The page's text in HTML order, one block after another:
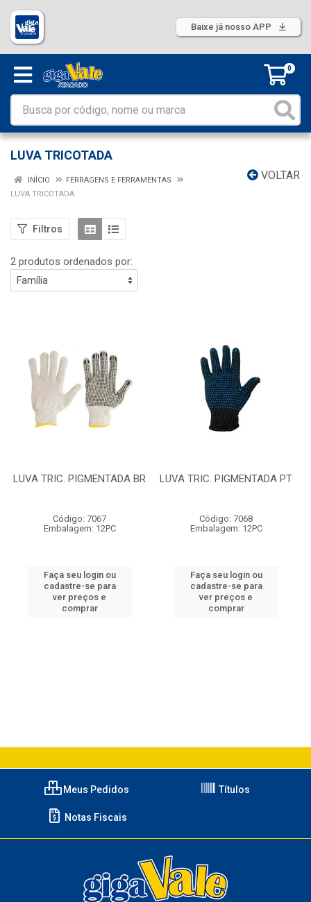
Baixe já nosso APP
0
LUVA TRICOTADA
VOLTAR
INÍCIO
FERRAGENS E FERRAMENTAS
LUVA TRICOTADA
Filtros
2 produtos ordenados por:
LUVA TRIC. PIGMENTADA BR
Código: 7067
Embalagem: 12PC
Faça seu login ou
cadastre-se para
ver preços e
comprar
LUVA TRIC. PIGMENTADA PT
Código: 7068
Embalagem: 12PC
Faça seu login ou
cadastre-se para
ver preços e
comprar
Meus Pedidos Títulos
Notas Fiscais